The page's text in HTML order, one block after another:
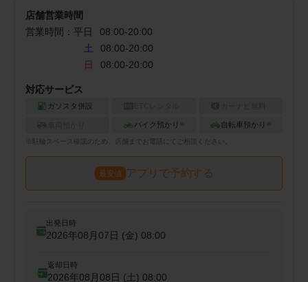
店舗営業時間
営業時間： 平日 08:00-20:00
土
08:00-20:00
日
08:00-20:00
対応サービス
ガソスタ併設
バイク預かり ※ 自転車預かり ※
※ スペース確認のため、店舗までお電話にてご相談ください。
最安値 アプリで予約する
出発日時
2026年08月07日 (金) 08:00
返却日時
2026年08月08日 (土) 08:00